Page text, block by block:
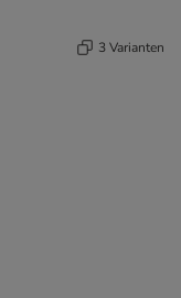
3 Varianten